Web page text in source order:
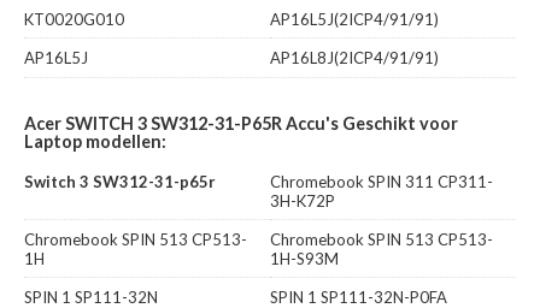
KT0020G010
AP16L5J(2ICP4/91/91)
AP16L5J
AP16L8J(2ICP4/91/91)
Acer SWITCH 3 SW312-31-P65R Accu's Geschikt voor
Laptop modellen:
Switch 3 SW312-31-p65r
Chromebook SPIN 311 CP311-
3H-K72P
Chromebook SPIN 513 CP513-
1H
Chromebook SPIN 513 CP513-
1H-S93M
SPIN 1 SP111-32N
SPIN 1 SP111-32N-P0FA